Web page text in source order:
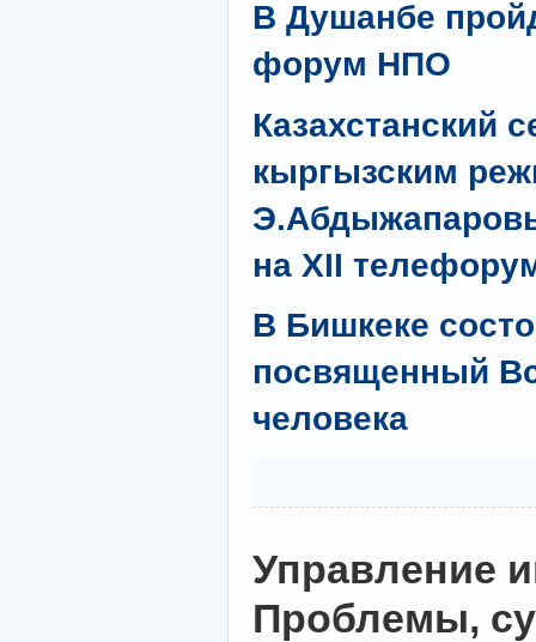
В Душанбе
форум НПО
Казахстанский
кыргызским
на XII
В Бишкеке
посвященный
человека
Управление
Проблемы,